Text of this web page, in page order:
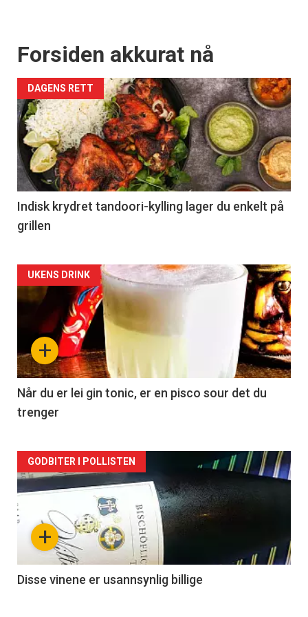
Forsiden akkurat nå
DAGENS RETT
Indisk krydret tandoori-kylling lager du enkelt på
grillen
Forsiden
akkurat
nå
-
2
+
UKENS DRINK
Når du er lei gin tonic, er en pisco sour det du
trenger
Forsiden
akkurat
nå
3
+
GODBITER I POLLISTEN
Disse vinene er usannsynlig billige